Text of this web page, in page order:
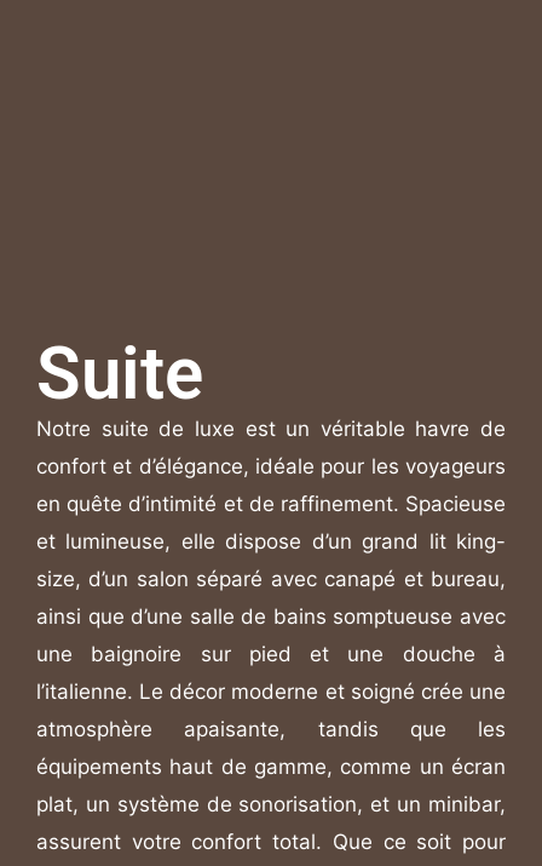
Suite
Notre suite de luxe est un véritable havre de
confort et d’élégance, idéale pour les voyageurs
en quête d’intimité et de raffinement. Spacieuse
et lumineuse, elle dispose d’un grand lit king-
size, d’un salon séparé avec canapé et bureau,
ainsi que d’une salle de bains somptueuse avec
une baignoire sur pied et une douche à
l’italienne. Le décor moderne et soigné crée une
atmosphère apaisante, tandis que les
équipements haut de gamme, comme un écran
plat, un système de sonorisation, et un minibar,
assurent votre confort total. Que ce soit pour